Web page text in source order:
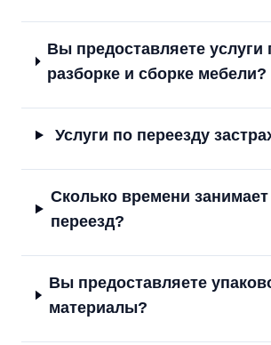
Вы предоставляете услуги
разборке и сборке мебели?
Услуги по переезду
Сколько времени занимает
переезд?
Вы предоставляете
материалы?